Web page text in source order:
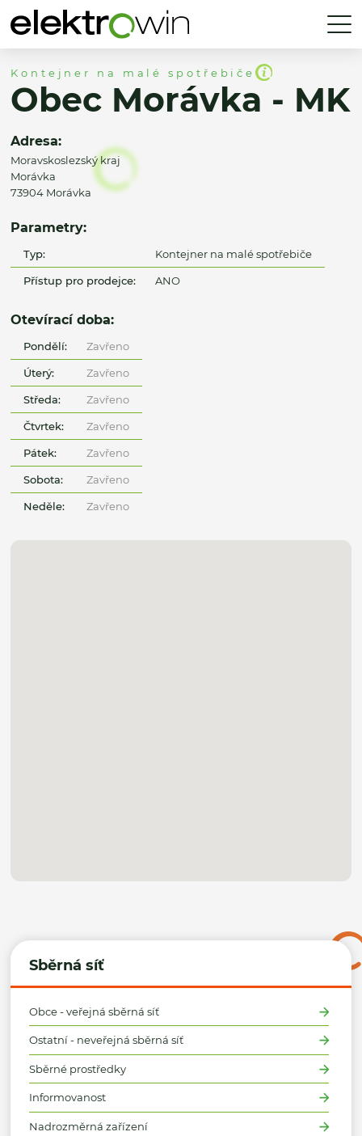
Sběrná síť
Obce - veřejná sběrná síť
Ostatní - neveřejná sběrná síť
Sběrné prostředky
Informovanost
Nadrozměrná zařízení
Kontejner na malé spotřebiče
Obec Morávka - MK
Adresa:
Moravskoslezský kraj
Morávka
73904 Morávka
Parametry:
Typ: Kontejner na malé spotřebiče
Přístup pro prodejce: ANO
Otevírací doba:
Pondělí: Zavřeno
Úterý: Zavřeno
Středa: Zavřeno
Čtvrtek: Zavřeno
Pátek: Zavřeno
Sobota: Zavřeno
Neděle: Zavřeno